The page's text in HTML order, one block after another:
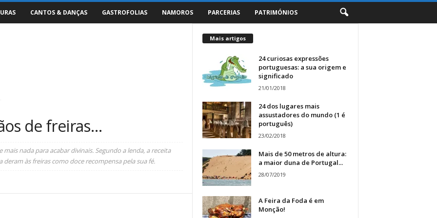
CANTOS & DANÇAS GASTROFOLIAS NAMOROS PARCERIAS PATRIMÓNIOS
de freiras…
nada para acabar divinais. Segundo a lenda, a receita
às freiras como doce recompensa pela sua fé.
Mais artigos
24 curiosas expressões
portuguesas: a sua origem e
significado
21/01/2018
24 dos lugares mais
assustadores do mundo (1 é
português)
23/02/2018
Mais de 50 metros de altura:
a maior duna de Portugal...
28/07/2019
A Feira da Foda é em
Monção!